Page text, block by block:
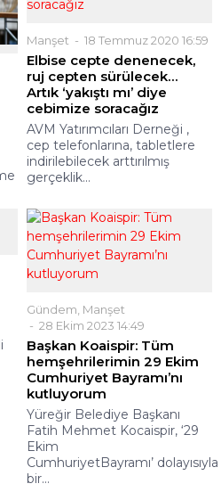
Manşet 18 Temmuz 2020 16:59
Elbise cepte denenecek,
ruj cepten sürülecek…
Artık ‘yakıştı mı’ diye
cebimize soracağız
AVM Yatırımcıları Derneği ,
cep telefonlarına, tabletlere
indirilebilecek arttırılmış
gerçeklik...
Gündem Manşet
28 Ekim 2023 14:49
Başkan Koaispir: Tüm
hemşehrilerimin 29 Ekim
Cumhuriyet Bayramı’nı
kutluyorum
Yüreğir Belediye Başkanı
Fatih Mehmet Kocaispir, ‘29
Ekim
CumhuriyetBayramı’ dolayısıyla
bir...